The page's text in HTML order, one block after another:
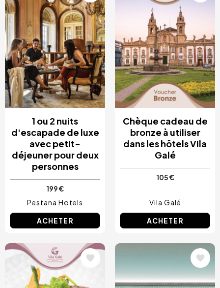
1 ou 2 nuits
d'escapade de luxe
avec petit-
déjeuner pour deux
personnes
199 €
Pestana Hotels
ACHETER
Chèque cadeau de
bronze à utiliser
dans les hôtels Vila
Galé
105 €
Vila Galé
ACHETER
Image Image